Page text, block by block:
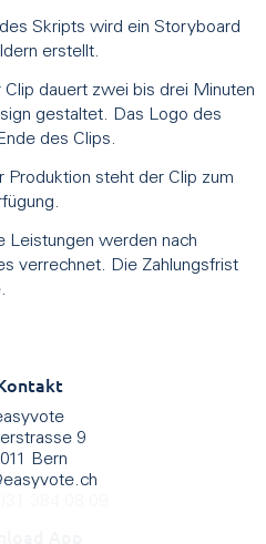
Skripts wird ein Storyboard
erstellt.
Clip dauert zwei bis drei Minuten
gestaltet. Das Logo des
des Clips.
Produktion steht der Clip zum
Leistungen werden nach
verrechnet. Die Zahlungsfrist
9
Bern
easyvote.ch